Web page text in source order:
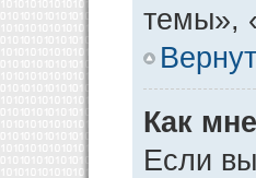
темы»,
Как
Если